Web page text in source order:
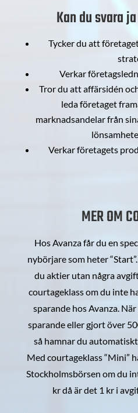
Kan du svara
Tycker du att
Verkar
Tror du att affärsidén
leda företaget
marknadsandelar från
Verkar företagets
MER OM
Hos Avanza får du en
nybörjare som heter
du aktier utan några
courtageklass om du inte
sparande hos Avanza.
sparande eller gjort över
så hamnar du
Med courtageklass “Mini”
Stockholmsbörsen om du
kr då är det 1 kr i